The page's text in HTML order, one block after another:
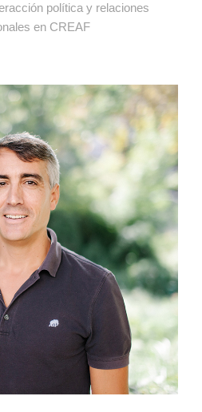
política y relaciones
en CREAF